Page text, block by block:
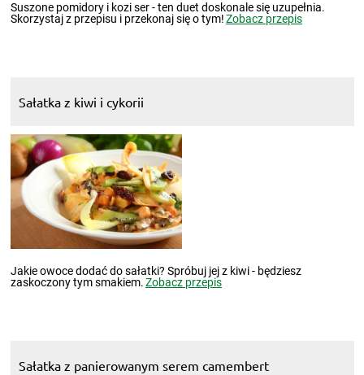
Suszone pomidory i kozi ser - ten duet doskonale się uzupełnia.
Skorzystaj z przepisu i przekonaj się o tym!Zobacz przepis
Sałatka z kiwi i cykorii
Jakie owoce dodać do sałatki? Spróbuj jej z kiwi - będziesz
zaskoczony tym smakiem.Zobacz przepis
Sałatka z panierowanym serem camembert